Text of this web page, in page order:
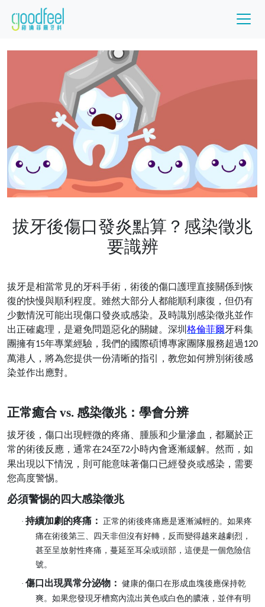
拔牙後傷口發炎點算？感染徵兆
要識辨
拔牙是相當常見的牙科手術，術後的傷口護理直接關係到恢
復的快慢與順利程度。雖然大部分人都能順利康復，但仍有
少數情況可能出現傷口發炎或感染。及時識別感染徵兆並作
出正確處理，是避免問題惡化的關鍵。深圳 格倫菲爾牙科集
團擁有15年專業經驗，我們的國際碩博專家團隊服務超過120
萬港人，將為您提供一份清晰的指引，教您如何辨別術後感
染並作出應對。
正常癒合 vs. 感染徵兆：學會分辨
拔牙後，傷口出現輕微的疼痛、腫脹和少量滲血，都屬於正
常的術後反應，通常在24至72小時內會逐漸緩解。然而，如
果出現以下情況，則可能意味著傷口已經發炎或感染，需要
您高度警惕。
必須警惕的四大感染徵兆
· 持續加劇的疼痛：
正常的術後疼痛應是逐漸減輕的。如果疼
痛在術後第三、四天非但沒有好轉，反而變得越來越劇烈，
甚至呈放射性疼痛，蔓延至耳朵或頭部，這便是一個危險信
號。
· 傷口出現異常分泌物： 健康的傷口在形成血塊後應保持乾
爽。如果您發現牙槽窩內流出黃色或白色的膿液，並伴有明